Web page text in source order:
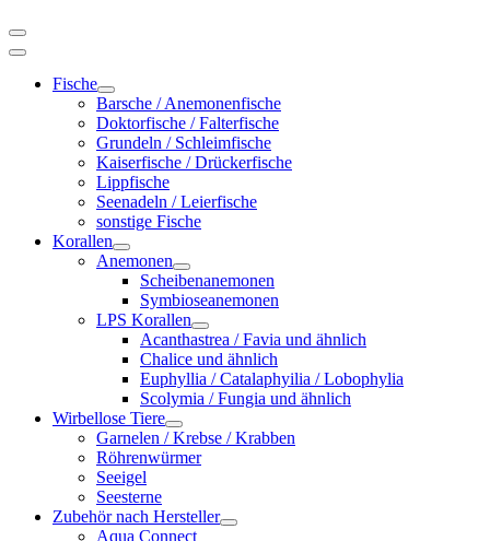
Fische
Barsche / Anemonenfische
Doktorfische / Falterfische
Grundeln / Schleimfische
Kaiserfische / Drückerfische
Lippfische
Seenadeln / Leierfische
sonstige Fische
Korallen
Anemonen
Scheibenanemonen
Symbioseanemonen
LPS Korallen
Acanthastrea / Favia und ähnlich
Chalice und ähnlich
Euphyllia / Catalaphyilia / Lobophylia
Scolymia / Fungia und ähnlich
Wirbellose Tiere
Garnelen / Krebse / Krabben
Röhrenwürmer
Seeigel
Seesterne
Zubehör nach Hersteller
Aqua Connect